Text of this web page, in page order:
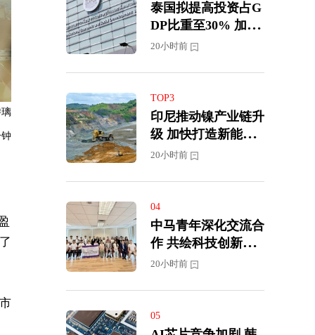
泰国拟提高投资占G
DP比重至30% 加快
迈向高收入经济体
20小时前
TOP3
印尼推动镍产业链升
级 加快打造新能源
汽车供应中心
20小时前
04
中马青年深化交流合
作 共绘科技创新新
蓝图
20小时前
05